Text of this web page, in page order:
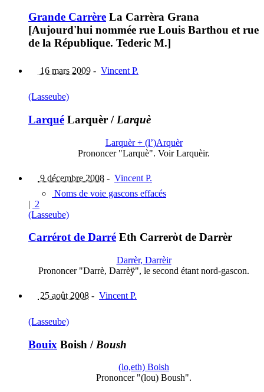
Grande Carrère La Carrèra Grana
[Aujourd'hui nommée rue Louis Barthou et rue
de la République. Tederic M.]
16 mars 2009 - Vincent P.
(Lasseube)
Larqué Larquèr / Larquè
Larquèr + (l’)Arquèr
Prononcer "Larquè". Voir Larquèir.
9 décembre 2008 - Vincent P.
Noms de voie gascons effacés
| 2
(Lasseube)
Carrérot de Darré Eth Carreròt de Darrèr
Darrèr, Darrèir
Prononcer "Darrè, Darrèÿ", le second étant nord-gascon.
25 août 2008 - Vincent P.
(Lasseube)
Bouix Boish / Boush
(lo,eth) Boish
Prononcer "(lou) Boush".